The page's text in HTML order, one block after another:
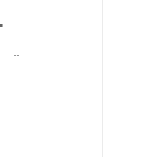
械零件、零部件销售；
由骄成超声等共同持
--